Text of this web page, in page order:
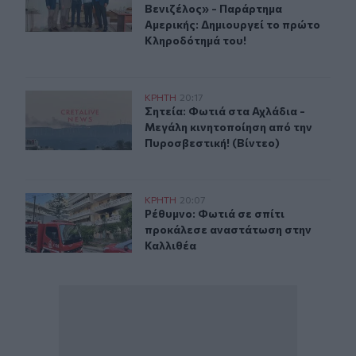
Βενιζέλος» - Παράρτημα
Αμερικής: Δημιουργεί το πρώτο
Κληροδότημά του!
Σητεία: Φωτιά στα Αχλάδια - Μεγάλη κινητοποίηση
ΚΡΗΤΗ 20:17
Σητεία: Φωτιά στα Αχλάδια -
Σητεία: Φωτιά στα Αχλάδια -
Μεγάλη κινητοποίηση από την
Πυροσβεστική! (Βίντεο)
Ρέθυμνο: Φωτιά σε σπίτι προκάλεσε αναστάτωση στην
ΚΡΗΤΗ 20:07
Ρέθυμνο: Φωτιά σε σπίτι
Ρέθυμνο: Φωτιά σε σπίτι
προκάλεσε αναστάτωση στην
Καλλιθέα